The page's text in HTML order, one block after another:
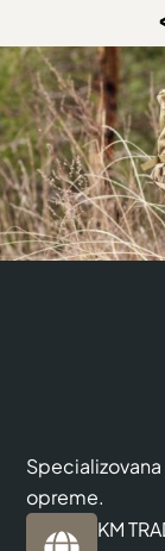
opreme.
KM